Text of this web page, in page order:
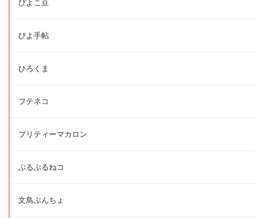
ぴよこ豆
ぴよ手帖
ひろくま
フテネコ
プリティーマカロン
ぷるぷるねコ
文鳥ぶんちょ